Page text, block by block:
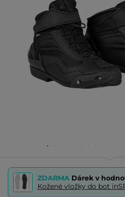
ZDARMA Dárek v
Kožené vložky do bot